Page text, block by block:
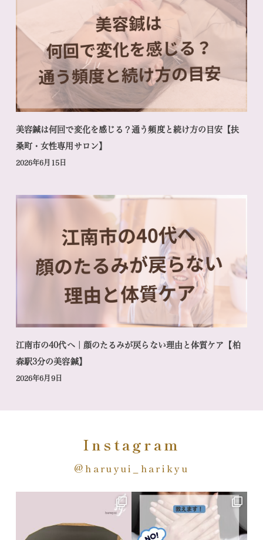
美容鍼は何回で変化を感じる？通う頻度と続け方の目安【扶
桑町・女性専用サロン】
2026年6月15日
江南市の40代へ｜顔のたるみが戻らない理由と体質ケア【柏
森駅3分の美容鍼】
2026年6月9日
Instagram
@haruyui_harikyu